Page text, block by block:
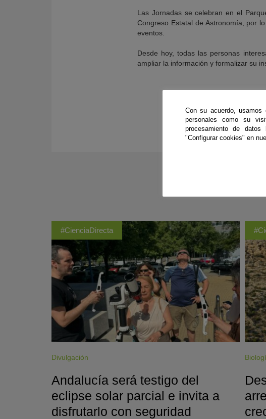
Las Jornadas se celebran en el
Congreso Estatal de Astronomía, por
eventos.
Desde hoy, todas las personas
ampliar la información y formalizar su
#CienciaDirecta
Divulgación
Andalucía será testigo del
eclipse solar parcial e invita a
disfrutarlo con seguridad
Con su acuerdo, usamos
personales como su
procesamiento de
"Configurar cookies" en